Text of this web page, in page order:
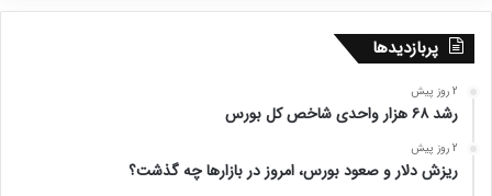
پربازدیدها
2 روز پیش
رشد ۶۸ هزار واحدی شاخص کل بورس
2 روز پیش
ریزش دلار و صعود بورس، امروز در بازارها چه گذشت؟